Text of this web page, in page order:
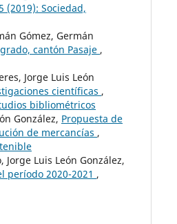
(2019): Sociedad,
Gómez, Germán
cantón Pasaje ,
Jorge Luis León
científicas ,
bibliométricos
González, Propuesta de
de mercancías ,
Luis León González,
período 2020-2021 ,